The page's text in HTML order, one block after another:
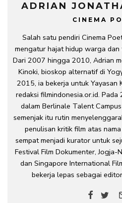
ADRIAN
CINEMA
Salah satu pendiri Cinema
mengatur hajat hidup warga dan
Dari 2007 hingga 2010, Adrian
Kinoki, bioskop alternatif di
2015, ia bekerja untuk
redaksi filmindonesia.or.id.
dalam Berlinale Talent
semenjak itu rutin
penulisan kritik film atas
sempat menjadi kurator untuk
Festival Film Dokumenter, Jogja-
dan Singapore International
bekerja lepas sebagai